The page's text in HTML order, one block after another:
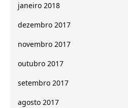
janeiro 2018
dezembro 2017
novembro 2017
outubro 2017
setembro 2017
agosto 2017